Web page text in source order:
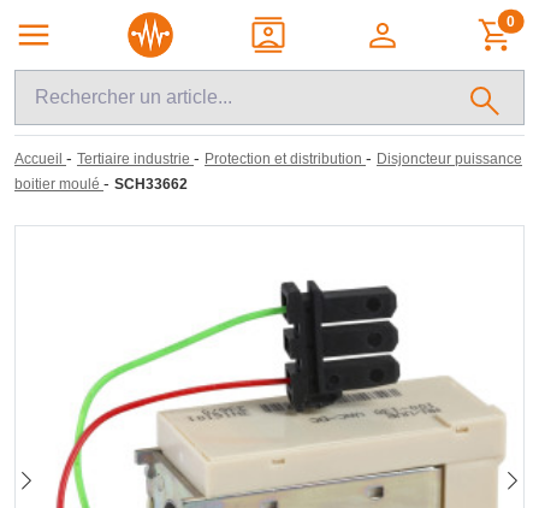
0
Accueil - Tertiaire industrie - Protection et distribution - Disjoncteur puissance
boitier moulé - SCH33662